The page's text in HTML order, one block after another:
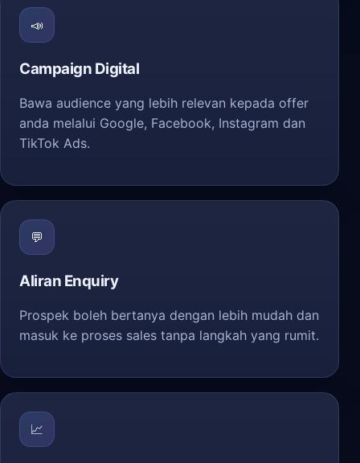
📣
Campaign Digital
Bawa audience yang lebih relevan kepada offer
anda melalui Google, Facebook, Instagram dan
TikTok Ads.
💬
Aliran Enquiry
Prospek boleh bertanya dengan lebih mudah dan
masuk ke proses sales tanpa langkah yang rumit.
📈